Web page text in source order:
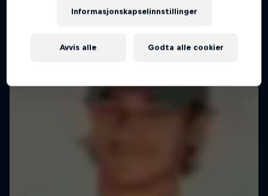
Informasjonskapselinnstillinger
Avvis alle Godta alle cookier